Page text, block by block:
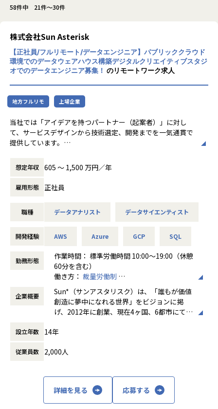
58件中 21件～30件
株式会社Sun Asterisk
【正社員/フルリモート/データエンジニア】パブリッククラウド
環境でのデータウェアハウス構築デジタルクリエイティブスタジ
オでのデータエンジニア募集！ のリモートワーク求人
地方フルリモ 上場企業
当社では「アイデアを持つパートナー（起案者）」に対し
て、サービスデザインから技術選定、開発までを一気通貫で
提供しています。
上げまで様々な規模のプロジェクトがあり、その中でもパブ
リッククラウド環境でのデータウェアハウス構築を担うデー
タエンジニアとして業務を担っていただきます。
【業務詳細】
keでのデータ基盤・データパイプラインの設計、構築、運用
・大規模データを対象としたETL (ELT) 処理の最適化
・リアルタイムデータの処理
・データクレンジング処理やデータマートの構築
・データパイプラインの品質管理、パフォーマンスの向上
・データガバナンス、セキュリティの実現
・データウェアハウスの運用保守
ストなど) との連携
・顧客との要件定義や設計フェーズでのコミュニケーション
【仕事の魅力】
●当社ベトナム拠点にはハノイ工科大学の卒業生を中心とし
た1000名以上の優秀なエンジニアが在籍しており、日本国内
想定年収 605 〜 1,500 万円／年
雇用形態 正社員
職種 データアナリスト データサイエンティスト
開発経験 AWS Azure GCP SQL
勤務形態
作業時間： 標準労働時間 10:00～19:00（休憩
60分を含む）
働き方： 裁量労働制
時間外労働の有無： 有（月平均20時間）
休憩時間： 60分
企業概要
Sun*（サンアスタリスク）は、「誰もが価値
創造に夢中になれる世界」をビジョンに掲
げ、2012年に創業、現在4ヶ国、6都市にて1
籍するデジタル・クリエイティブスタジオで
め、「クリエイティブ & エンジニアリング」
と「タレントプラットフォーム」の2つのサ
ービスラインを提供し、創業より300をこえ
設立年数 14年
従業員数 2,000人
詳細を見る 応募する